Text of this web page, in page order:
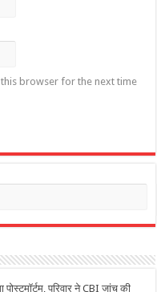
this browser for the next time
परिवार ने CBI जांच की